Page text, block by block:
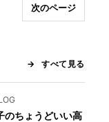
次のページ
すべて見る
のちょうどいい高